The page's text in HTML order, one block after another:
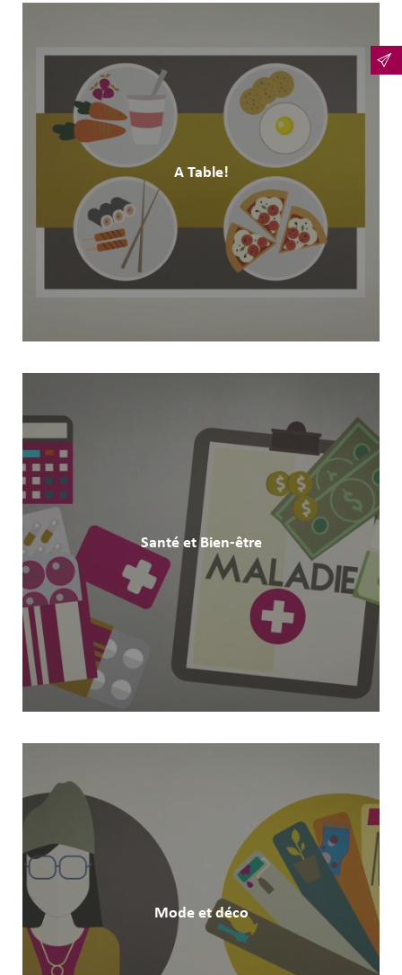
A Table!
Santé et Bien-être
Mode et déco